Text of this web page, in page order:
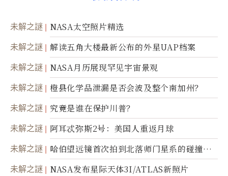
未解之謎 NASA太空照片精选
未解之謎 解读五角大楼最新公布的外星UAP档案
未解之謎 NASA月历展现罕见宇宙景观
未解之謎 橙县化学品泄漏是否会波及整个南加州？
未解之謎 究竟是谁在保护川普？
未解之謎 阿耳忒弥斯2号：美国人重返月球
未解之謎
哈伯望远镜首次拍到北落师门星系的碰撞与
爆炸
未解之謎 NASA发布星际天体3I/ATLAS新照片